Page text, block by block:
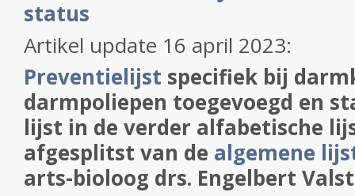
status
Artikel update 16 april 2023:
Preventielijst specifiek bij
darmpoliepen toegevoegd en
lijst in de verder alfabetische
afgesplitst van de algemene
arts-bioloog drs. Engelbert